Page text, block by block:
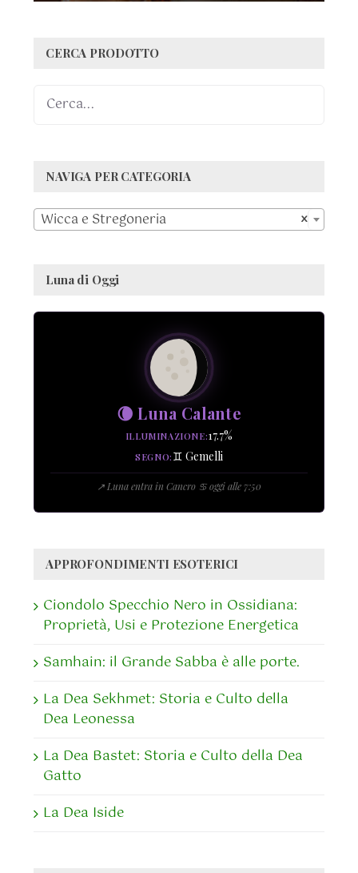
CERCA PRODOTTO
NAVIGA PER CATEGORIA
×
Wicca e Stregoneria
Luna di Oggi
🌘 Luna Calante
ILLUMINAZIONE 17.7%
SEGNO ♊ Gemelli
↗ Luna entra in Cancro ♋ oggi alle 7:50
APPROFONDIMENTI ESOTERICI
Ciondolo Specchio Nero in Ossidiana:
Proprietà, Usi e Protezione Energetica
Samhain: il Grande Sabba è alle porte.
La Dea Sekhmet: Storia e Culto della
Dea Leonessa
La Dea Bastet: Storia e Culto della Dea
Gatto
La Dea Iside